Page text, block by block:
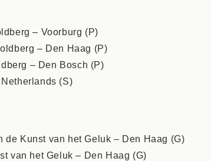
– Voorburg (P)
– Den Haag (P)
– Den Bosch (P)
(S)
de Kunst van het Geluk – Den Haag (G)
van het Geluk – Den Haag (G)